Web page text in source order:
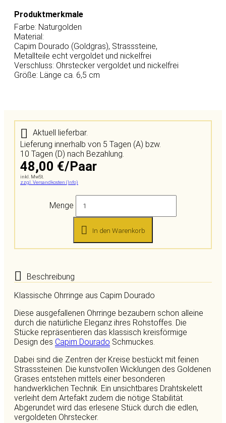
Produktmerkmale
Farbe: Naturgolden
Material:
Capim Dourado (Goldgras), Strasssteine,
Metallteile echt vergoldet und nickelfrei
Verschluss: Ohrstecker vergoldet und nickelfrei
Größe: Länge ca. 6,5 cm
Aktuell lieferbar.
Lieferung innerhalb von 5 Tagen (A) bzw.
10 Tagen (D) nach Bezahlung.
48,00 €/Paar
inkl. MwSt.
zzgl. Versandkosten (Info)
Menge
In den Warenkorb
Beschreibung
Klassische Ohrringe aus Capim Dourado
Diese ausgefallenen Ohrringe bezaubern schon alleine
durch die natürliche Eleganz ihres Rohstoffes. Die
Stücke repräsentieren das klassisch kreisförmige
Design des Capim Dourado Schmuckes.
Dabei sind die Zentren der Kreise bestückt mit feinen
Strasssteinen. Die kunstvollen Wicklungen des Goldenen
Grases entstehen mittels einer besonderen
handwerklichen Technik. Ein unsichtbares Drahtskelett
verleiht dem Artefakt zudem die nötige Stabilität.
Abgerundet wird das erlesene Stück durch die edlen,
vergoldeten Ohrstecker.